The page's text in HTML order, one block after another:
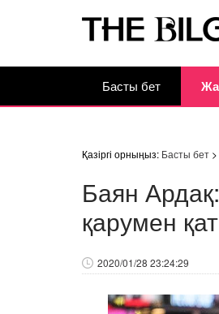
Басты бет
Қазіргі орныңыз: Басты бет>
Баян
қарумен
2020/01/28 23:24:29